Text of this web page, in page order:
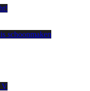
schoonmaken
V